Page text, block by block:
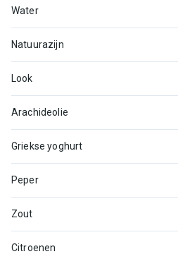
Water
Natuurazijn
Look
Arachideolie
Griekse yoghurt
Peper
Zout
Citroenen